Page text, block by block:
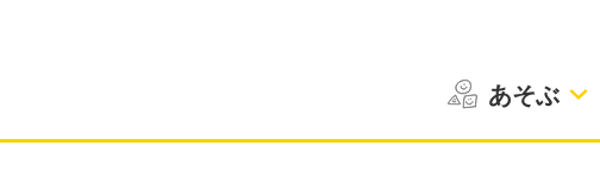
あそぶ